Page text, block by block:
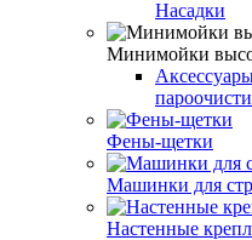
Насадки
Минимойки
Фены-щетки
Машинки для
Настенные